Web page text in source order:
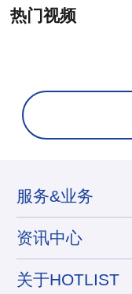
热门视频
服务&业务
资讯中心
关于HOTLIST